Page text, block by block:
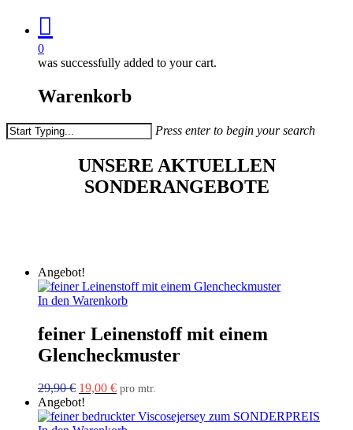
0
was successfully added to your cart.
Warenkorb
Press enter to begin your search
UNSERE AKTUELLEN
SONDERANGEBOTE
Angebot!
In den Warenkorb
feiner Leinenstoff mit einem
Glencheckmuster
29,90€ Ursprünglicher
Preis
war:
19,00 €Aktueller
ist:
pro mtr.
Angebot!